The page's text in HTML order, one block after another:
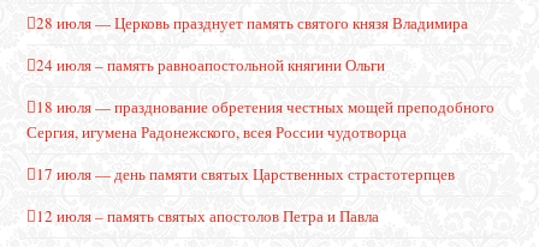
28 июля — Церковь празднует память святого князя Владимира
24 июля – память равноапостольной княгини Ольги
18 июля — празднование обретения честных мощей преподобного
Сергия, игумена Радонежского, всея России чудотворца
17 июля — день памяти святых Царственных страстотерпцев
12 июля – память святых апостолов Петра и Павла